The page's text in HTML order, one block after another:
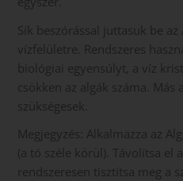
Sík beszórással juttasuk be
vízfelületre. Rendszeres
biológiai egyensúlyt, a víz
csökken az algák száma. Más
szükségesek.
Megjegyzés: Alkalmazza az
(a tó széle körül). Távolítsa el
rendszeresen tisztítsa meg a